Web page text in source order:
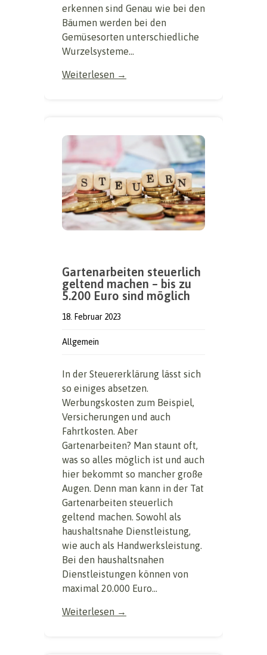
erkennen sind Genau wie bei den
Bäumen werden bei den
Gemüsesorten unterschiedliche
Wurzelsysteme...
Weiterlesen →
Gartenarbeiten steuerlich
geltend machen – bis zu
5.200 Euro sind möglich
18. Februar 2023
Allgemein
In der Steuererklärung lässt sich
so einiges absetzen.
Werbungskosten zum Beispiel,
Versicherungen und auch
Fahrtkosten. Aber
Gartenarbeiten? Man staunt oft,
was so alles möglich ist und auch
hier bekommt so mancher große
Augen. Denn man kann in der Tat
Gartenarbeiten steuerlich
geltend machen. Sowohl als
haushaltsnahe Dienstleistung,
wie auch als Handwerksleistung.
Bei den haushaltsnahen
Dienstleistungen können von
maximal 20.000 Euro...
Weiterlesen →